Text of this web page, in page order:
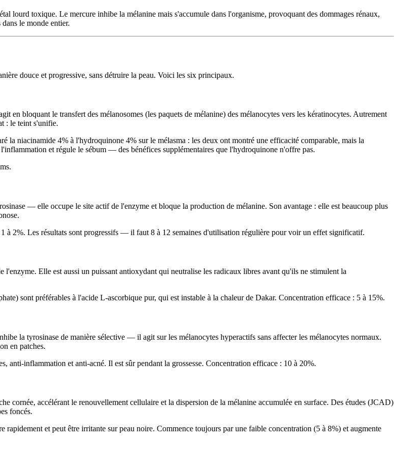
lourd toxique. Le mercure inhibe la mélanine mais s'accumule dans l'organisme, provoquant des dommages rénaux,
le monde entier.
douce et progressive, sans détruire la peau. Voici les six principaux.
en bloquant le transfert des mélanosomes (les paquets de mélanine) des mélanocytes vers les kératinocytes. Autrement
: le teint s'unifie.
la niacinamide 4% à l'hydroquinone 4% sur le mélasma : les deux ont montré une efficacité comparable, mais la
et régule le sébum — des bénéfices supplémentaires que l'hydroquinone n'offre pas.
— elle occupe le site actif de l'enzyme et bloque la production de mélanine. Son avantage : elle est beaucoup plus
à 2%. Les résultats sont progressifs — il faut 8 à 12 semaines d'utilisation régulière pour voir un effet significatif.
Elle est aussi un puissant antioxydant qui neutralise les radicaux libres avant qu'ils ne stimulent la
sont préférables à l'acide L-ascorbique pur, qui est instable à la chaleur de Dakar. Concentration efficace : 5 à 15%.
la tyrosinase de manière sélective — il agit sur les mélanocytes hyperactifs sans affecter les mélanocytes normaux.
en patches.
inflammation et anti-acné. Il est sûr pendant la grossesse. Concentration efficace : 10 à 20%.
accélérant le renouvellement cellulaire et la dispersion de la mélanine accumulée en surface. Des études (JCAD)
foncés.
et peut être irritante sur peau noire. Commence toujours par une faible concentration (5 à 8%) et augmente